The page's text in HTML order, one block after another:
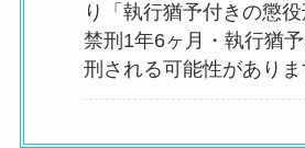
り「執行猶予付きの懲
禁刑1年6ヶ月・執行猶
刑される可能性がありま